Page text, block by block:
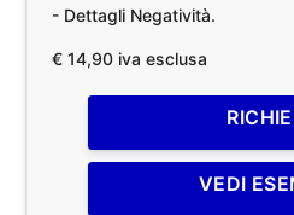
- Dettagli Negatività.
€ 14,90 iva esclusa
VEDI